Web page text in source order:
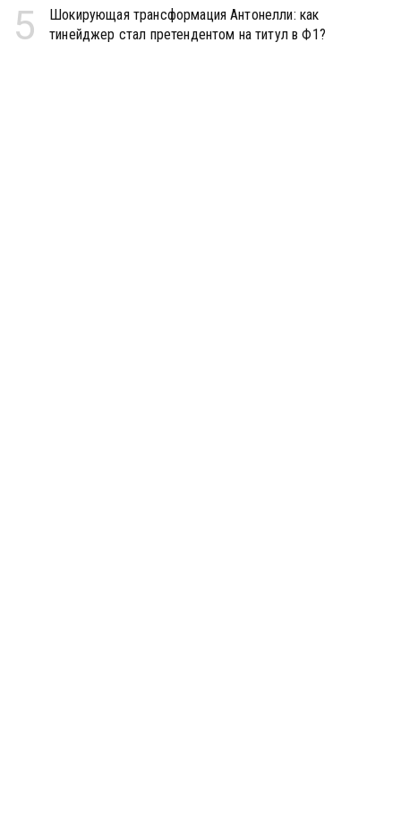
5
Шокирующая трансформация Антонелли: как
тинейджер стал претендентом на титул в Ф1?